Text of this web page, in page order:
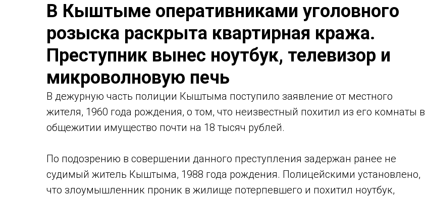
В Кыштыме оперативниками уголовного
розыска раскрыта квартирная кража.
Преступник вынес ноутбук, телевизор и
микроволновую печь
В дежурную часть полиции Кыштыма поступило заявление от местного
жителя, 1960 года рождения, о том, что неизвестный похитил из его комнаты в
общежитии имущество почти на 18 тысяч рублей.
По подозрению в совершении данного преступления задержан ранее не
судимый житель Кыштыма, 1988 года рождения. Полицейскими установлено,
что злоумышленник проник в жилище потерпевшего и похитил ноутбук,